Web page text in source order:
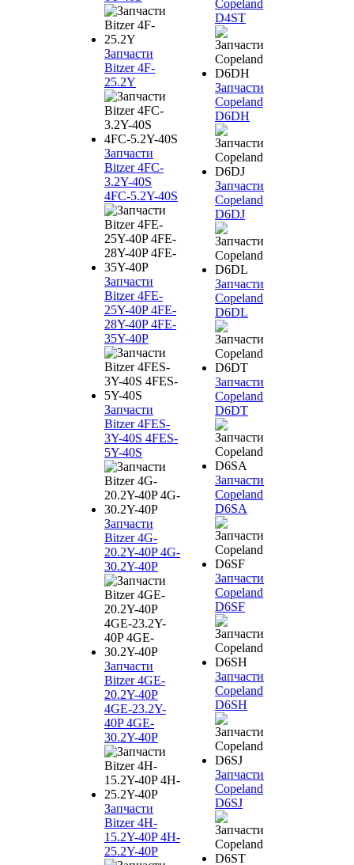
Запчасти
Bitzer 4F-
25.2Y
Запчасти
Bitzer 4FC-
3.2Y-40S
4FC-5.2Y-40S
Запчасти
Bitzer 4FE-
25Y-40P 4FE-
28Y-40P 4FE-
35Y-40P
Запчасти
Bitzer 4FES-
3Y-40S 4FES-
5Y-40S
Запчасти
Bitzer 4G-
20.2Y-40P 4G-
30.2Y-40P
Запчасти
Bitzer 4GE-
20.2Y-40P
4GE-23.2Y-
40P 4GE-
30.2Y-40P
Запчасти
Bitzer 4H-
15.2Y-40P 4H-
25.2Y-40P
Copeland
D4ST
Запчасти
Copeland
D6DH
Запчасти
Copeland
D6DJ
Запчасти
Copeland
D6DL
Запчасти
Copeland
D6DT
Запчасти
Copeland
D6SA
Запчасти
Copeland
D6SF
Запчасти
Copeland
D6SH
Запчасти
Copeland
D6SJ